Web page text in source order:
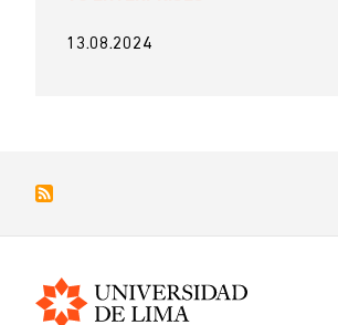
13.08.2024